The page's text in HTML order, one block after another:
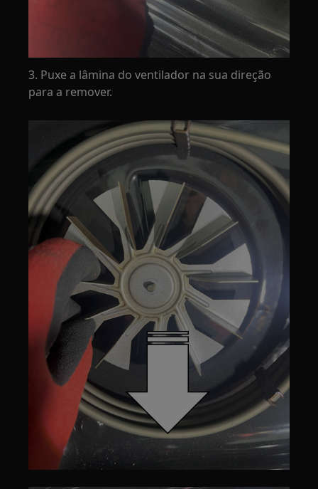
3. Puxe a lâmina do ventilador na sua direção
para a remover.